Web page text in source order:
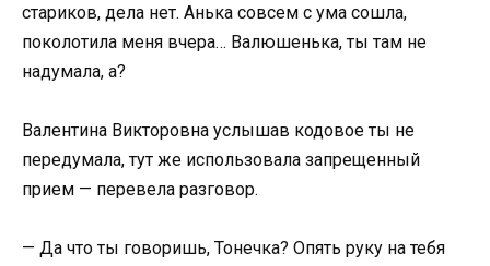
стариков, дела нет. Анька совсем с ума сошла,
поколотила меня вчера… Валюшенька, ты там не
надумала, а?
Валентина Викторовна услышав кодовое ты не
передумала, тут же использовала запрещенный
прием — перевела разговор.
— Да что ты говоришь, Тонечка? Опять руку на тебя